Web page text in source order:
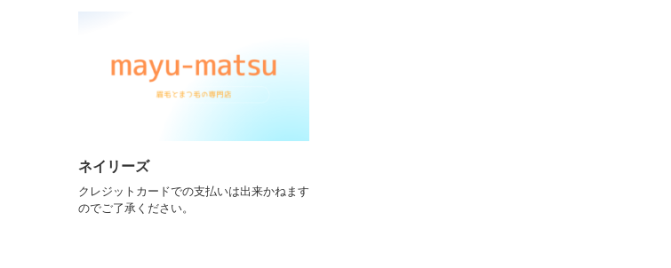
ネイリーズ
クレジットカードでの支払いは出来かねます
のでご了承ください。